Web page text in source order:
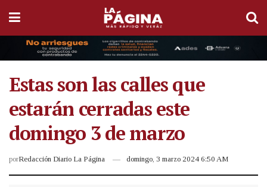
Estas son las calles que
estarán cerradas este
domingo 3 de marzo
porRedacción Diario La Página domingo, 3 marzo 2024 6:50 AM